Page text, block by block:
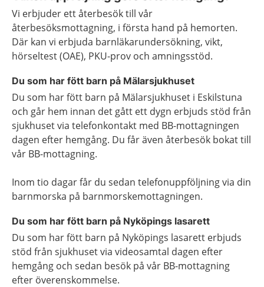
Vi erbjuder ett återbesök till vår
återbesöksmottagning, i första hand på hemorten.
Där kan vi erbjuda barnläkarundersökning, vikt,
hörseltest (OAE), PKU-prov och amningsstöd.
Du som har fött barn på Mälarsjukhuset
Du som har fött barn på Mälarsjukhuset i Eskilstuna
och går hem innan det gått ett dygn erbjuds stöd från
sjukhuset via telefonkontakt med BB-mottagningen
dagen efter hemgång. Du får även återbesök bokat till
vår BB-mottagning.
Inom tio dagar får du sedan telefonuppföljning via din
barnmorska på barnmorskemottagningen.
Du som har fött barn på Nyköpings lasarett
Du som har fött barn på Nyköpings lasarett erbjuds
stöd från sjukhuset via videosamtal dagen efter
hemgång och sedan besök på vår BB-mottagning
efter överenskommelse.